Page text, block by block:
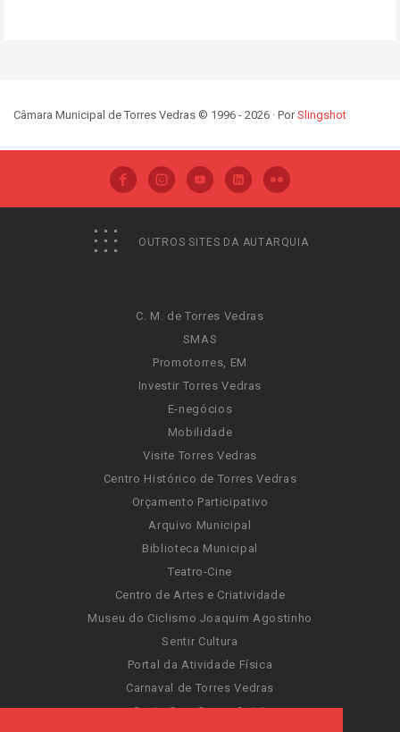
Câmara Municipal de Torres Vedras © 1996 - 2026 · PorSlingshot
OUTROS SITES DA AUTARQUIA
C. M. de Torres Vedras
SMAS
Promotorres, EM
Investir Torres Vedras
E-negócios
Mobilidade
Visite Torres Vedras
Centro Histórico de Torres Vedras
Orçamento Participativo
Arquivo Municipal
Biblioteca Municipal
Teatro-Cine
Centro de Artes e Criatividade
Museu do Ciclismo Joaquim Agostinho
Sentir Cultura
Portal da Atividade Física
Carnaval de Torres Vedras
Santa Cruz Ocean Spirit